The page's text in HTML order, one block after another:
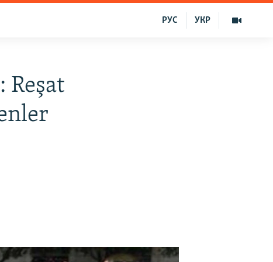
УКР
РУС
Reşat